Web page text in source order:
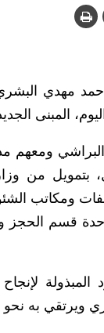
مهدي
المبنى
ومعهم
162 مليون
ومكاتب
قسم الحجز
المبذولة
ويرتقي به